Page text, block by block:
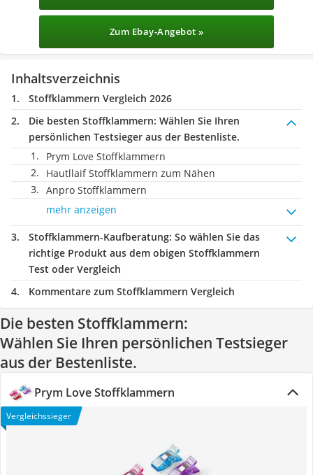
Zum Ebay-Angebot »
Inhaltsverzeichnis
Stoffklammern Vergleich 2026
Die besten Stoffklammern: Wählen Sie Ihren
persönlichen Testsieger aus der Bestenliste.
Prym Love Stoffklammern
Hautllaif Stoffklammern zum Nähen
Anpro Stoffklammern
mehr anzeigen
Stoffklammern-Kaufberatung: So wählen Sie das
richtige Produkt aus dem obigen Stoffklammern
Test oder Vergleich
Kommentare zum Stoffklammern Vergleich
Die besten Stoffklammern:
Wählen Sie Ihren persönlichen Testsieger
aus der Bestenliste.
Prym Love Stoffklammern
Vergleichssieger